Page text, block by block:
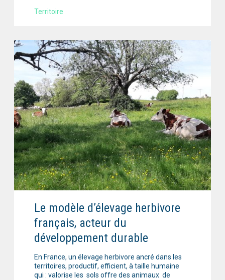
Territoire
Le modèle d’élevage herbivore
français, acteur du
développement durable
En France, un élevage herbivore ancré dans les
territoires, productif, efficient, à taille humaine
qui : valorise les sols offre des animaux de